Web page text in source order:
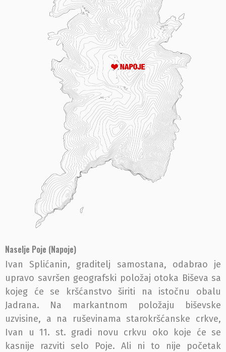
Naselje Poje (Napoje)
Ivan Splićanin, graditelj samostana, odabrao je
upravo savršen geografski položaj otoka Biševa sa
kojeg će se kršćanstvo širiti na istočnu obalu
Jadrana. Na markantnom položaju biševske
uzvisine, a na ruševinama starokršćanske crkve,
Ivan u 11. st. gradi novu crkvu oko koje će se
kasnije razviti selo Poje. Ali ni to nije početak